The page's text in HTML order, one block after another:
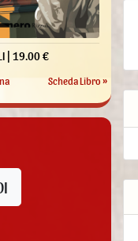
| 19.00 €
Scheda Libro »